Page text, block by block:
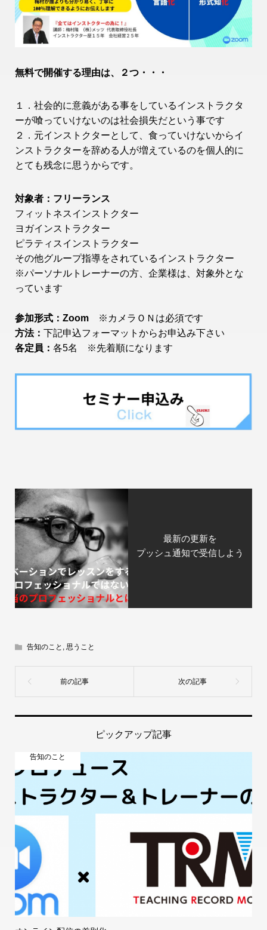
無料で開催する理由は、２つ・・・
１．社会的に意義がある事をしているインストラクタ
ーが喰っていけないのは社会損失だという事です
２．元インストクターとして、食っていけないからイ
ンストラクターを辞める人が増えているのを個人的に
とても残念に思うからです。
対象者：フリーランス
フィットネスインストクター
ヨガインストラクター
ピラティスインストラクター
その他グループ指導をされているインストラクター
※パーソナルトレーナーの方、企業様は、対象外とな
っています
参加形式：Zoom
※カメラＯＮは必須です
方法： 下記申込フォーマットからお申込み下さい
各定員： 各5名 ※先着順になります
最新の更新を
プッシュ通知で受信しよう
告知のこと 思うこと
ピックアップ記事
告知のこと